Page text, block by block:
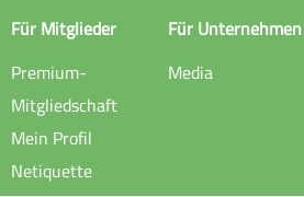
Für Mitglieder
Premium-
Mitgliedschaft
Mein Profil
Netiquette
Für Unternehmen
Media